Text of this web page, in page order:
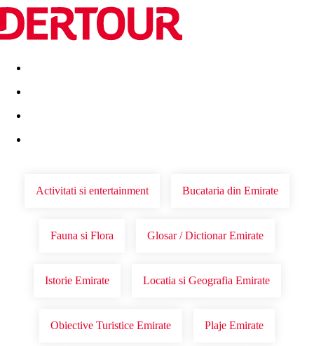
Destinatii Vacanta perfecta OFERTE DE NERATAT
Activitati si entertainment Bucataria din Emirate
Fauna si Flora Glosar / Dictionar Emirate
Istorie Emirate Locatia si Geografia Emirate
Obiective Turistice Emirate Plaje Emirate